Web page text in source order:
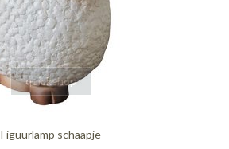
quickshop
Figuurlamp schaapje